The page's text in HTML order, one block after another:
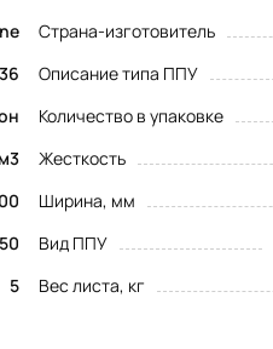
Страна-изготовитель
Описание типа ППУ
Количество в упаковке
Жесткость
Ширина, мм
Вид ППУ
5 Вес листа, кг